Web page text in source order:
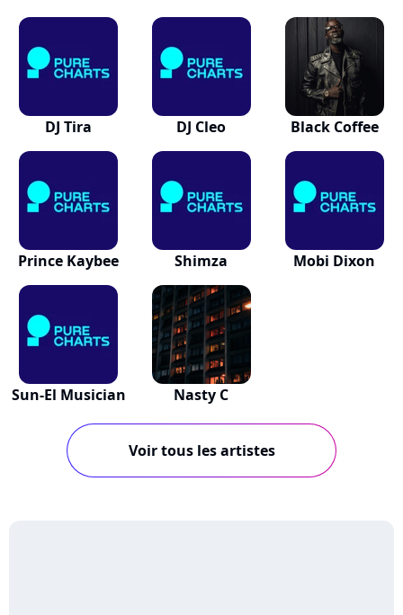
DJ Tira DJ Cleo Black Coffee
Prince Kaybee Shimza Mobi Dixon
Sun-El Musician Nasty C
Voir tous les artistes